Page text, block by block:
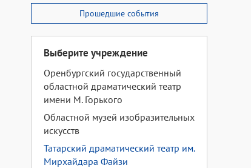
Прошедшие события
Выберите учреждение
Оренбургский государственный
областной драматический театр
имени М. Горького
Областной музей изобразительных
искусств
Татарский драматический театр им.
Мирхайдара Файзи